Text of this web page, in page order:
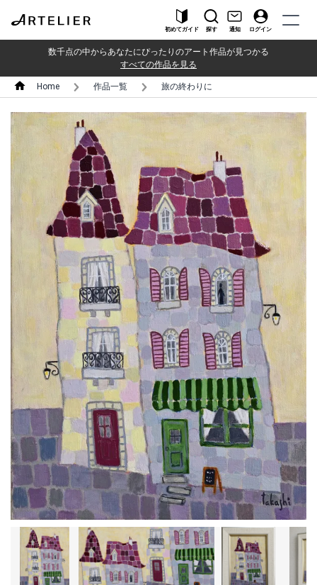
初めてガイド 探す 通知 ログイン
数千点の中からあなたにぴったりのアート作品が見つかる
すべての作品を見る
Home 作品一覧 旅の終わりに